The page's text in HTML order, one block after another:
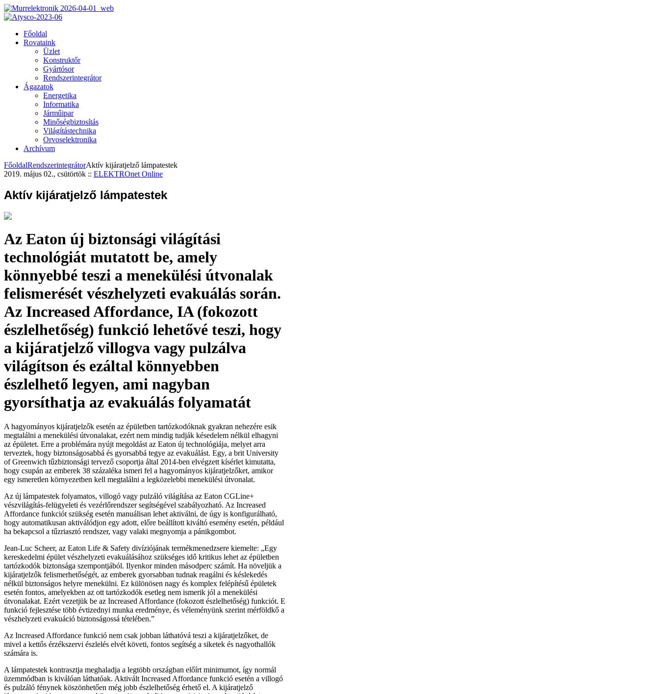
Főoldal
Rovataink
Üzlet
Konstruktőr
Gyártósor
Rendszerintegrátor
Ágazatok
Energetika
Informatika
Járműipar
Minőségbiztosítás
Világítástechnika
Orvoselektronika
Archívum
FőoldalRendszerintegrátorAktív kijáratjelző lámpatestek
2019. május 02., csütörtök :: ELEKTROnet Online
Aktív kijáratjelző lámpatestek
Az Eaton új biztonsági világítási
technológiát mutatott be, amely
könnyebbé teszi a menekülési útvonalak
felismerését vészhelyzeti evakuálás során.
Az Increased Affordance, IA (fokozott
észlelhetőség) funkció lehetővé teszi, hogy
a kijáratjelző villogva vagy pulzálva
világítson és ezáltal könnyebben
észlelhető legyen, ami nagyban
gyorsíthatja az evakuálás folyamatát
A hagyományos kijáratjelzők esetén az épületben tartózkodóknak gyakran nehezére esik
megtalálni a menekülési útvonalakat, ezért nem mindig tudják késedelem nélkül elhagyni
az épületet. Erre a problémára nyújt megoldást az Eaton új technológiája, melyet arra
terveztek, hogy biztonságosabbá és gyorsabbá tegye az evakuálást. Egy, a brit University
of Greenwich tűzbiztonsági tervező csoportja által 2014-ben elvégzett kísérlet kimutatta,
hogy csupán az emberek 38 százaléka ismeri fel a hagyományos kijáratjelzőket, amikor
egy ismeretlen környezetben kell megtalálni a legközelebbi menekülési útvonalat.
Az új lámpatestek folyamatos, villogó vagy pulzáló világítása az Eaton CGLine+
vészvilágítás-felügyeleti és vezérlőrendszer segítségével szabályozható. Az Increased
Affordance funkciót szükség esetén manuálisan lehet aktiválni, de úgy is konfigurálható,
hogy automatikusan aktiválódjon egy adott, előre beállított kiváltó esemény esetén, például
ha bekapcsol a tűzriasztó rendszer, vagy valaki megnyomja a pánikgombot.
Jean-Luc Scheer, az Eaton Life & Safety divíziójának termékmenedzsere kiemelte: „Egy
kereskedelmi épület vészhelyzeti evakuálásához szükséges idő kritikus lehet az épületben
tartózkodók biztonsága szempontjából. Ilyenkor minden másodperc számít. Ha növeljük a
kijáratjelzők felismerhetőségét, az emberek gyorsabban tudnak reagálni és késlekedés
nélkül biztonságos helyre menekülni. Ez különösen nagy és komplex felépítésű épületek
esetén fontos, amelyekben az ott tartózkodók esetleg nem ismerik jól a menekülési
útvonalakat. Ezért vezetjük be az Increased Affordance (fokozott észlelhetőség) funkciót. E
funkció fejlesztése több évtizednyi munka eredménye, és véleményünk szerint mérföldkő a
vészhelyzeti evakuáció biztonságossá tételében.”
Az Increased Affordance funkció nem csak jobban láthatóvá teszi a kijáratjelzőket, de
mivel a kettős érzékszervi észlelés elvét követi, fontos segítség a siketek és nagyothallók
számára is.
A lámpatestek kontrasztja meghaladja a legtöbb országban előírt minimumot, így normál
üzemmódban is kiválóan láthatóak. Aktivált Increased Affordance funkció esetén a villogó
és pulzáló fénynek köszönhetően még jobb észlelhetőség érhető el. A kijáratjelző